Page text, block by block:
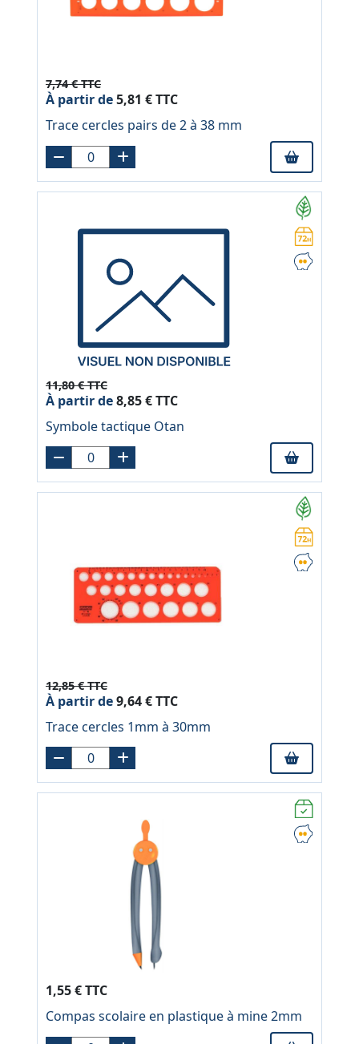
7,74 € TTC
À partir de5,81 € TTC
Trace cercles pairs de 2 à 38 mm
11,80 € TTC
À partir de8,85 € TTC
Symbole tactique Otan
12,85 € TTC
À partir de9,64 € TTC
Trace cercles 1mm à 30mm
1,55 € TTC
Compas scolaire en plastique à mine 2mm